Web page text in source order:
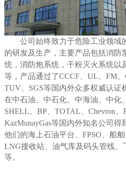
公司始终致力于危险工业领域
的研发及生产，主要产品包括消防
统，消防炮系统，干粉灭火系统以
等，产品通过了CCCF、 UL、 FM、
TUV、 SGS等国内外众多权威认证
在中石油、中石化、中海油、中化、
SHELL、 BP、 TOTAL、 Chevron、
KazMunayGas等国内外知名公司得
他们的海上石油平台、 FPSO、船
LNG接收站、油气库及码头管线、
等。